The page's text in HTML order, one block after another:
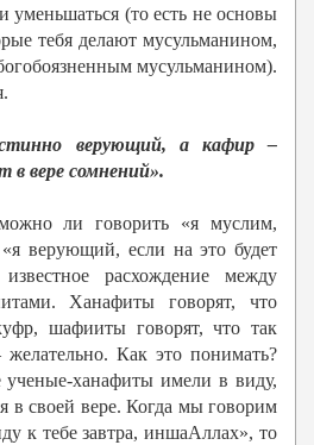
уменьшаться (то есть не основы
тебя делают мусульманином,
мусульманином).
верующий, а кафир –
вере сомнений».
ли говорить «я муслим,
верующий, если на это будет
расхождение между
Ханафиты говорят, что
шафииты говорят, что так
желательно. Как это понимать?
ханафиты имели в виду,
в своей вере. Когда мы говорим
к тебе завтра, иншаАллах», то